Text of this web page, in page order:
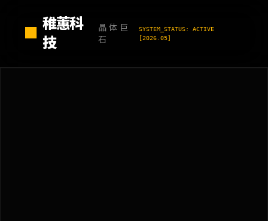
■
稚蕙科
技
晶体巨
石
SYSTEM_STATUS: ACTIVE
[2026.05]